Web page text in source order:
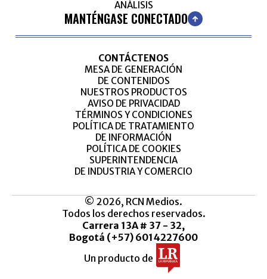
ANÁLISIS
MANTÉNGASE CONECTADO
CONTÁCTENOS
MESA DE GENERACIÓN
DE CONTENIDOS
NUESTROS PRODUCTOS
AVISO DE PRIVACIDAD
TÉRMINOS Y CONDICIONES
POLÍTICA DE TRATAMIENTO
DE INFORMACIÓN
POLÍTICA DE COOKIES
SUPERINTENDENCIA
DE INDUSTRIA Y COMERCIO
© 2026, RCN Medios.
Todos los derechos reservados.
Carrera 13A # 37 - 32,
Bogotá (+57) 6014227600
Un producto de